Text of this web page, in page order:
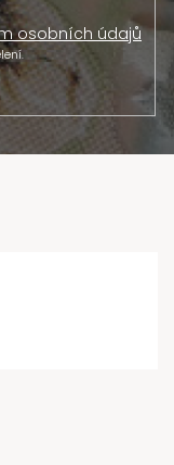
osobních údajů